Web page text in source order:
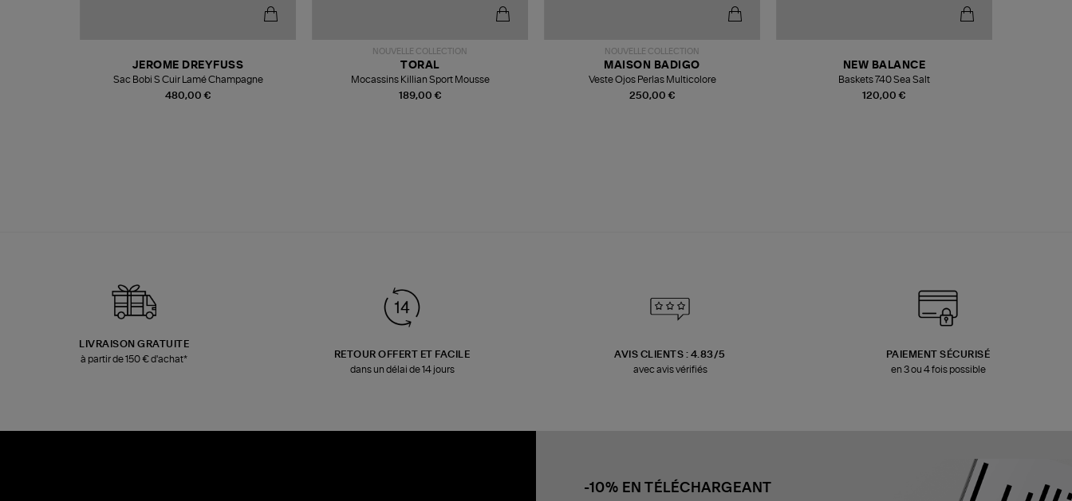
480,00 €
JEROME DREYFUSS
Sac Bobi S Cuir Lamé Champagne
NOUVELLE COLLECTION
189,00 €
TORAL
Mocassins Killian Sport Mousse
NOUVELLE COLLECTION
250,00 €
MAISON BADIGO
Veste Ojos Perlas Multicolore
120,00 €
NEW BALANCE
Baskets 740 Sea Salt
LIVRAISON GRATUITE
à partir de 150 € d'achat*
RETOUR OFFERT ET FACILE
dans un délai de 14 jours
AVIS CLIENTS : 4.83/5
avec avis vérifiés
PAIEMENT SÉCURISÉ
en 3 ou 4 fois possible
-10% EN TÉLÉCHARGEANT